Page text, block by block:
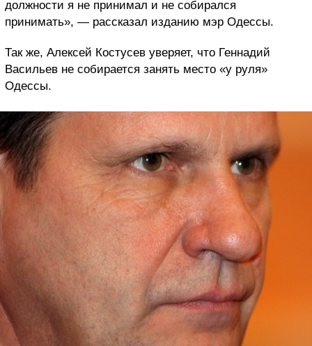
должности я не принимал и не собирался
принимать», — рассказал изданию мэр Одессы.
Так же, Алексей Костусев уверяет, что Геннадий
Васильев не собирается занять место «у руля»
Одессы.